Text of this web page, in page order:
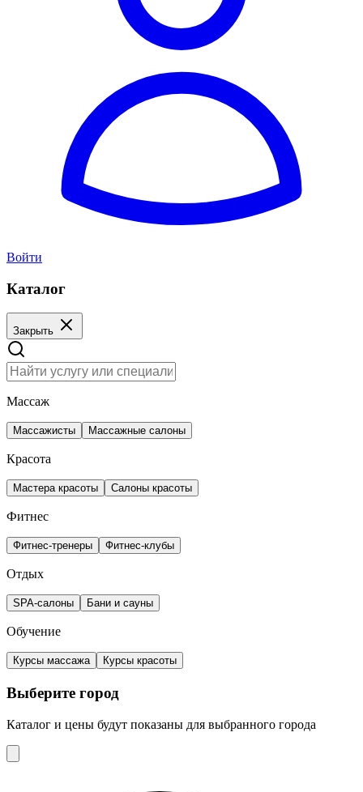
Войти
Каталог
Закрыть
Массаж
Массажисты Массажные салоны
Красота
Мастера красоты Салоны красоты
Фитнес
Фитнес-тренеры Фитнес-клубы
Отдых
SPA-салоны Бани и сауны
Обучение
Курсы массажа Курсы красоты
Выберите город
Каталог и цены будут показаны для выбранного города